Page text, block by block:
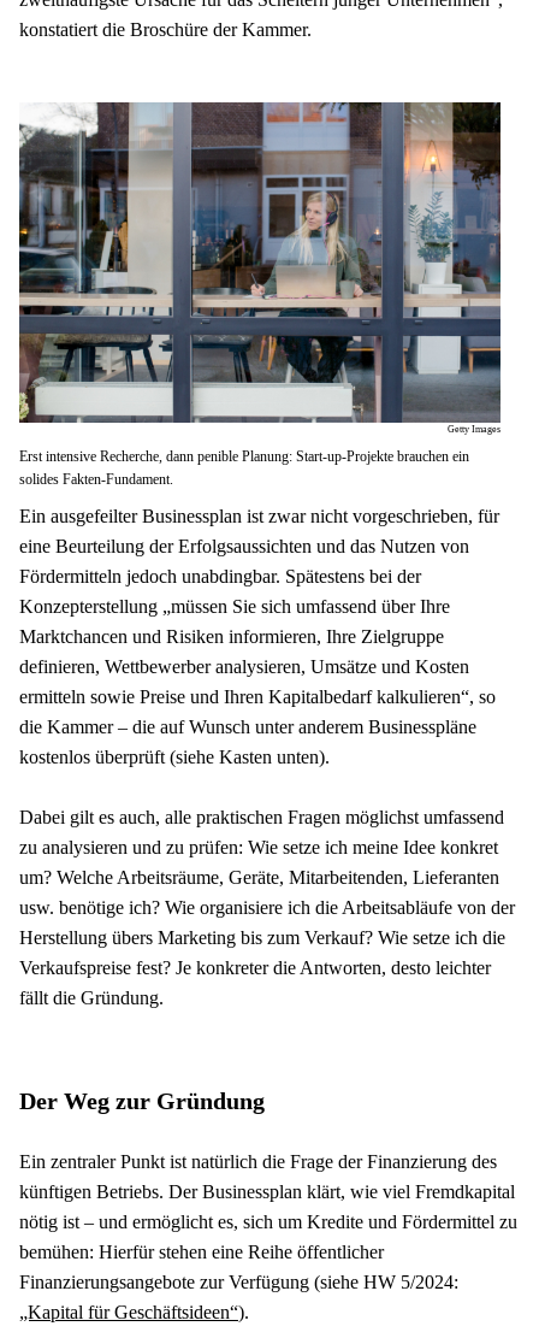
konstatiert die Broschüre der Kammer.
Getty Images
Erst intensive Recherche, dann penible Planung: Start-up-Projekte brauchen ein
solides Fakten-Fundament.
Ein ausgefeilter Businessplan ist zwar nicht vorgeschrieben, für
eine Beurteilung der Erfolgsaussichten und das Nutzen von
Fördermitteln jedoch unabdingbar. Spätestens bei der
Konzepterstellung „müssen Sie sich umfassend über Ihre
Marktchancen und Risiken informieren, Ihre Zielgruppe
definieren, Wettbewerber analysieren, Umsätze und Kosten
ermitteln sowie Preise und Ihren Kapitalbedarf kalkulieren“, so
die Kammer – die auf Wunsch unter anderem Businesspläne
kostenlos überprüft (siehe Kasten unten).
Dabei gilt es auch, alle praktischen Fragen möglichst umfassend
zu analysieren und zu prüfen: Wie setze ich meine Idee konkret
um? Welche Arbeitsräume, Geräte, Mitarbeitenden, Lieferanten
usw. benötige ich? Wie organisiere ich die Arbeitsabläufe von der
Herstellung übers Marketing bis zum Verkauf? Wie setze ich die
Verkaufspreise fest? Je konkreter die Antworten, desto leichter
fällt die Gründung.
Der Weg zur Gründung
Ein zentraler Punkt ist natürlich die Frage der Finanzierung des
künftigen Betriebs. Der Businessplan klärt, wie viel Fremdkapital
nötig ist – und ermöglicht es, sich um Kredite und Fördermittel zu
bemühen: Hierfür stehen eine Reihe öffentlicher
„Kapital für Geschäftsideen“).